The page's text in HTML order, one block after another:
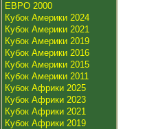
ЕВРО 2000
Кубок Америки 2024
Кубок Америки 2021
Кубок Америки 2019
Кубок Америки 2016
Кубок Америки 2015
Кубок Америки 2011
Кубок Африки 2025
Кубок Африки 2023
Кубок Африки 2021
Кубок Африки 2019